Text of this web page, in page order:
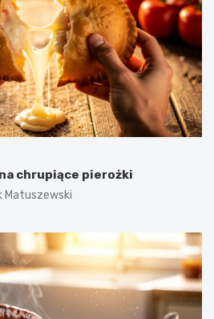
chrupiące pierożki
Matuszewski